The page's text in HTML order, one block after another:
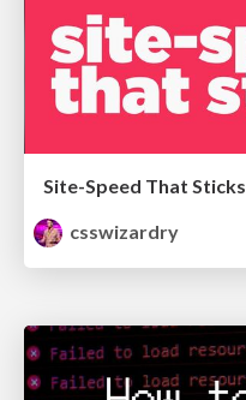
Site-Speed That Sticks
csswizardry